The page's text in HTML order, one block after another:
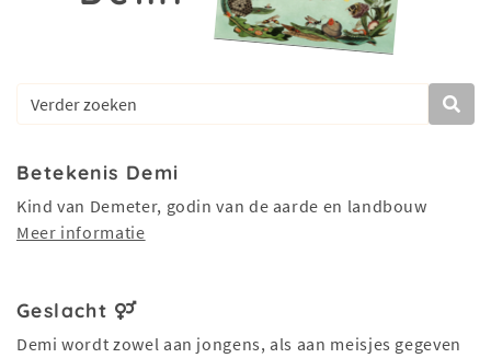
Betekenis Demi
Kind van Demeter, godin van de aarde en landbouw
Meer informatie
Geslacht
Demi wordt zowel aan jongens, als aan meisjes gegeven